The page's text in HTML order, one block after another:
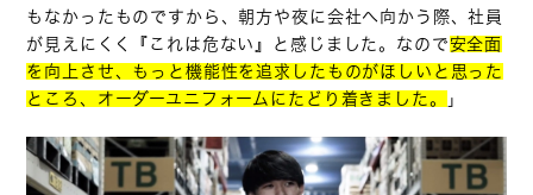
もなかったものですから、朝方や夜に会社へ向かう際、社員
が見えにくく『これは危ない』と感じました。なので 安全面
を向上させ、もっと機能性を追求したものがほしいと思った
ところ、オーダーユニフォームにたどり着きました。
」